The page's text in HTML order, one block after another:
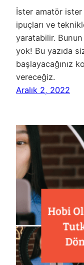
İster amatör
ipuçları ve
yaratabilir.
yok! Bu yazıda
başlayacağınız
vereceğiz.
Aralık 2, 2022